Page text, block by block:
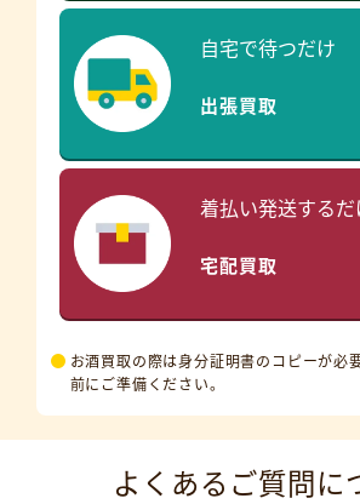
自宅で待つだけ
出張買取
着払い発送するだ
宅配買取
お酒買取の際は身分証明書のコピーが必
前にご準備ください。
よくあるご質問に